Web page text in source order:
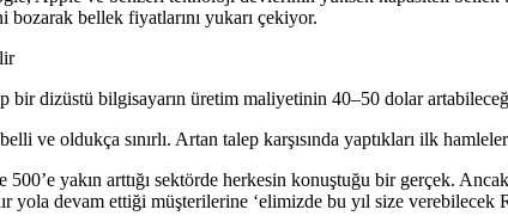
bozarak bellek fiyatlarını yukarı çekiyor.
bir dizüstü bilgisayarın üretim maliyetinin 40–50 dolar
ve oldukça sınırlı. Artan talep karşısında yaptıkları ilk
yakın arttığı sektörde herkesin konuştuğu bir gerçek.
yola devam ettiği müşterilerine ‘elimizde bu yıl size verebilecek